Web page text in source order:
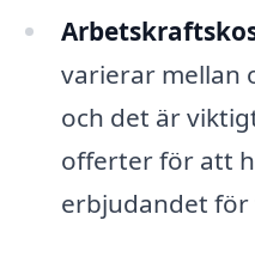
varierar mellan
och det är
offerter för att
erbjudandet för